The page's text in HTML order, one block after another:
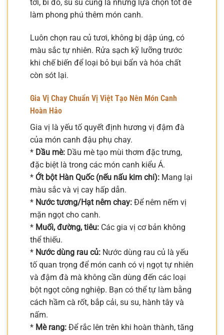
tơi, bí đỏ, su su cũng là những lựa chọn tốt để
làm phong phú thêm món canh.
Luôn chọn rau củ tươi, không bị dập úng, có
màu sắc tự nhiên. Rửa sạch kỹ lưỡng trước
khi chế biến để loại bỏ bụi bẩn và hóa chất
còn sót lại.
Gia Vị Chay Chuẩn Vị Việt Tạo Nên Món Canh
Hoàn Hảo
Gia vị là yếu tố quyết định hương vị đậm đà
của món canh đậu phụ chay.
* Dầu mè: Dầu mè tạo mùi thơm đặc trưng,
đặc biệt là trong các món canh kiểu Á.
* Ớt bột Hàn Quốc (nếu nấu kim chi): Mang lại
màu sắc và vị cay hấp dẫn.
* Nước tương/Hạt nêm chay: Để nêm nếm vị
mặn ngọt cho canh.
* Muối, đường, tiêu: Các gia vị cơ bản không
thể thiếu.
* Nước dùng rau củ: Nước dùng rau củ là yếu
tố quan trọng để món canh có vị ngọt tự nhiên
và đậm đà mà không cần dùng đến các loại
bột ngọt công nghiệp. Bạn có thể tự làm bằng
cách hầm cà rốt, bắp cải, su su, hành tây và
nấm.
* Mè rang: Để rắc lên trên khi hoàn thành, tăng